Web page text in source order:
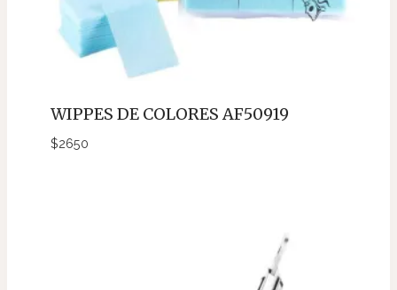
WIPPES DE COLORES AF50919
$2650